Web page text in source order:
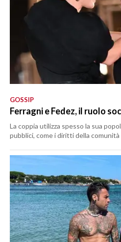
GOSSIP
Ferragni e Fedez, il ruolo
La coppia utilizza spesso la sua
pubblici, come i diritti della